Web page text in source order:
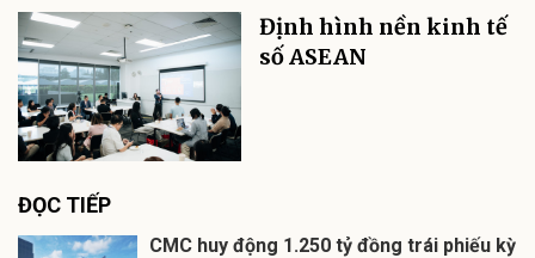
Định hình nền kinh tế
số ASEAN
ĐỌC TIẾP
CMC huy động 1.250 tỷ đồng trái phiếu kỳ